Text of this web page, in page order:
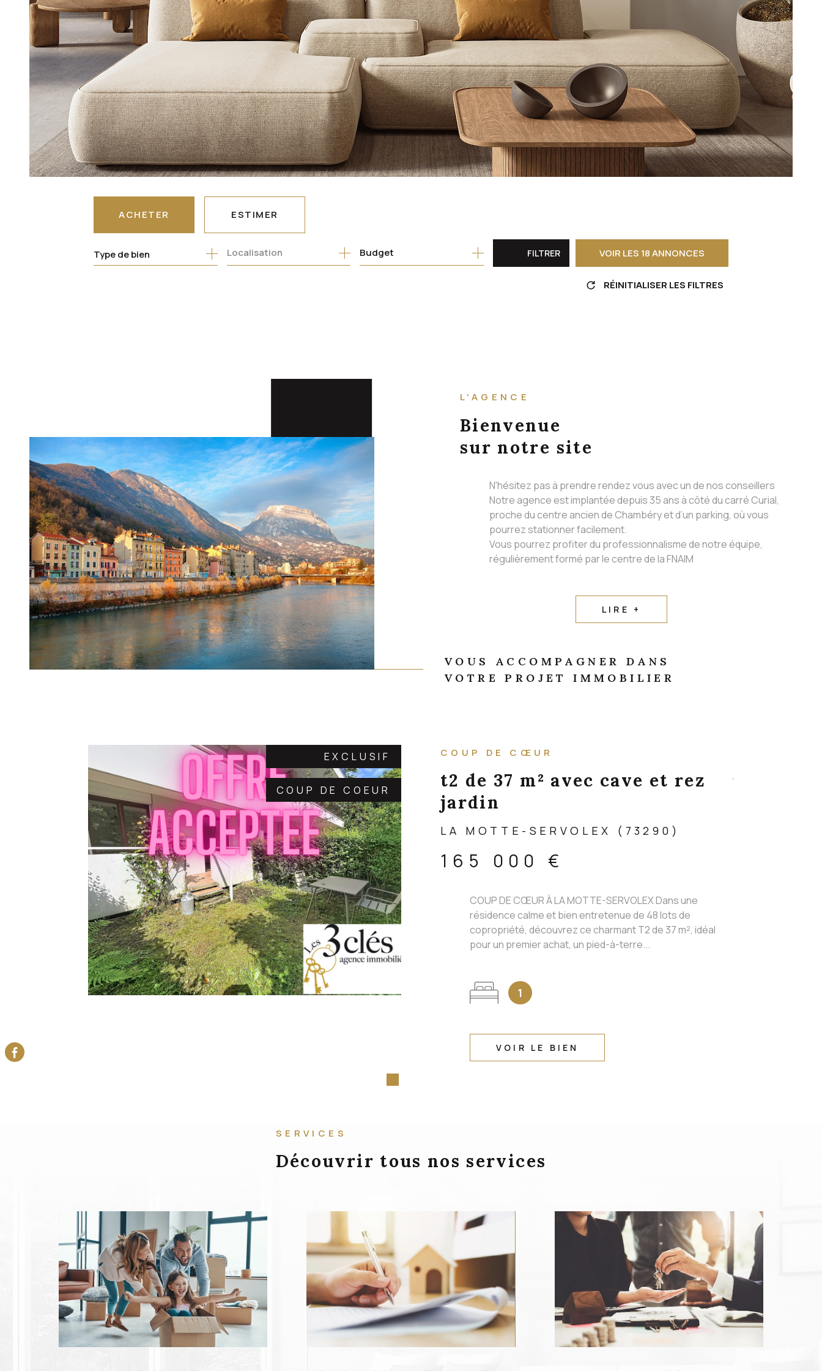
CONTACT
ACHETER
DE L'ANCIEN
ESTIMER
Type de bien Budget FILTRER VOIR LES 18ANNONCES
RÉINITIALISER LES FILTRES
L'AGENCE
Bienvenue
sur notre site
N'hésitez pas à prendre rendez vous avec un de nos conseillers
Notre agence est implantée depuis 35 ans à côté du carré Curial,
proche du centre ancien de Chambéry et d’un parking, où vous
pourrez stationner facilement.
Vous pourrez profiter du professionnalisme de notre équipe,
régulièrement formé par le centre de la FNAIM
LIRE +
VOUS ACCOMPAGNER DANS
VOTRE PROJET IMMOBILIER
EXCLUSIF
COUP DE COEUR
COUP DE CŒUR
t2 de 37 m² avec cave et rez
jardin
LA MOTTE-SERVOLEX (73290)
165 000 €
COUP DE CŒUR À LA MOTTE-SERVOLEX Dans une
résidence calme et bien entretenue de 48 lots de
copropriété, découvrez ce charmant T2 de 37 m², idéal
pour un premier achat, un pied-à-terre...
1
VOIR LE BIEN
SERVICES
Découvrir tous nos services